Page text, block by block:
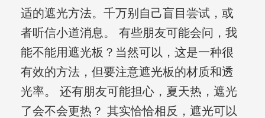
适的遮光方法。千万别自己盲目尝试，或
者听信小道消息。 有些朋友可能会问，我
能不能用遮光板？当然可以，这是一种很
有效的方法，但要注意遮光板的材质和透
光率。 还有朋友可能担心，夏天热，遮光
了会不会更热？ 其实恰恰相反，遮光可以